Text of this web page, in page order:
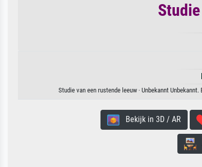
Studie van een rustende leeuw · Unbekannt
Bekijk in 3D / AR